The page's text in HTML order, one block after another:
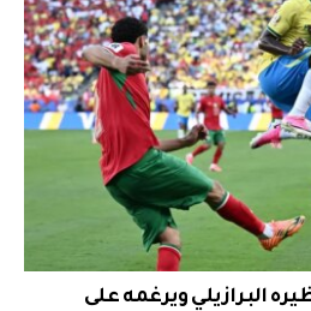
البرازيلي ويرغمه على